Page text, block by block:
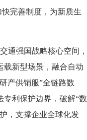
完善制度，为新质生
通强国战略核心空间，
载新型场景，融合自动
产供销服”全链路数
利保护边界，破解“数
，支撑企业全球化发